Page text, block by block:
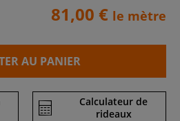
81,00 € le mètre
AU PANIER
Calculateur de
rideaux